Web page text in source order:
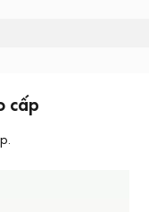
cấp